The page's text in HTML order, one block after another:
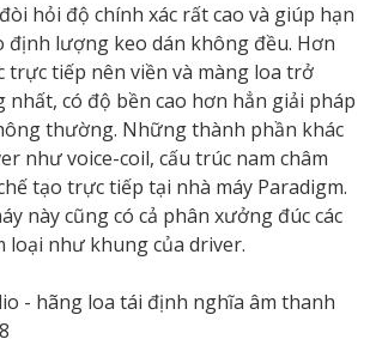
hỏi độ chính xác rất cao và giúp hạn
định lượng keo dán không đều. Hơn
trực tiếp nên viền và màng loa trở
có độ bền cao hơn hẳn giải pháp
thường. Những thành phần khác
như voice-coil, cấu trúc nam châm
tạo trực tiếp tại nhà máy Paradigm.
này cũng có cả phân xưởng đúc các
loại như khung của driver.